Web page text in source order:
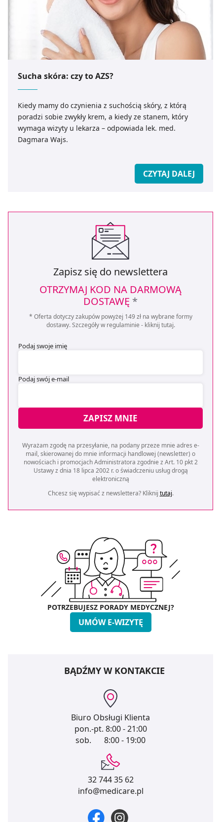
Sucha skóra: czy to AZS?
Kiedy mamy do czynienia z suchością skóry, z którą
poradzi sobie zwykły krem, a kiedy ze stanem, który
wymaga wizyty u lekarza – odpowiada lek. med.
Dagmara Wajs.
CZYTAJ DALEJ
Zapisz się do newslettera
OTRZYMAJ KOD NA DARMOWĄ
DOSTAWĘ *
* Oferta dotyczy zakupów powyżej 149 zł na wybrane formy
dostawy. Szczegóły w regulaminie - kliknij tutaj.
Podaj swoje imię
Podaj swój e-mail
ZAPISZ MNIE
Wyrażam zgodę na przesyłanie, na podany przeze mnie adres e-
mail, skierowanej do mnie informacji handlowej (newsletter) o
nowościach i promocjach Administratora zgodnie z Art. 10 pkt 2
Ustawy z dnia 18 lipca 2002 r. o świadczeniu usług drogą
elektroniczną
Chcesz się wypisać z newslettera? Kliknij tutaj.
POTRZEBUJESZ PORADY MEDYCZNEJ?
UMÓW E-WIZYTĘ
BĄDŹMY W KONTAKCIE
Biuro Obsługi Klienta
pon.-pt. 8:00 - 21:00
sob.
8:00 - 19:00
32 744 35 62
info@medicare.pl